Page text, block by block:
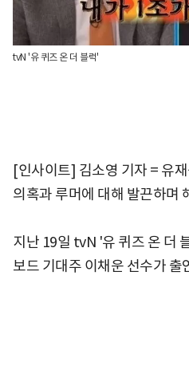
tvN '유 퀴즈 온 더 블럭'
[인사이트] 김소영 기자 = 유
의혹과 루머에 대해 발끈하며
지난 19일 tvN '유 퀴즈 온 더
보드 기대주 이채운 선수가 출